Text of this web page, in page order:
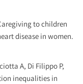
to children
disease in women.
A, Di Filippo P,
inequalities in